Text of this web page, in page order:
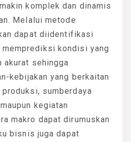
komplek dan dinamis
Melalui metode
dapat diidentifikasi
memprediksi kondisi yang
akurat sehingga
kebijakan yang berkaitan
produksi, sumberdaya
kegiatan
makro dapat dirumuskan
bisnis juga dapat